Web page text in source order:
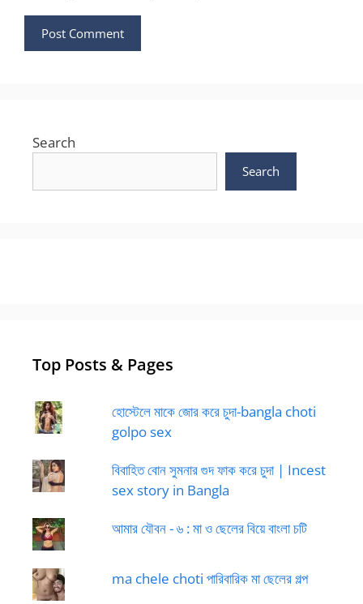
Search
Search
Top Posts & Pages
হোস্টেলে মাকে জোর করে চুদা-bangla choti
golpo sex
বিবাহিত বোন সুমনার গুদ ফাক করে চুদা | Incest
sex story in Bangla
আমার যৌবন - ৬ : মা ও ছেলের বিয়ে বাংলা চটি
ma chele choti পারিবারিক মা ছেলের গল্প